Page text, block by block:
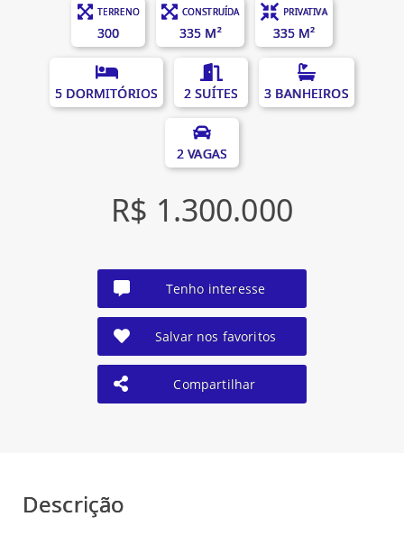
TERRENO
300
CONSTRUÍDA
335 M²
PRIVATIVA
335 M²
5 DORMITÓRIOS 2 SUÍTES 3 BANHEIROS
2 VAGAS
R$ 1.300.000
Tenho interesse
Salvar nos favoritos
Compartilhar
Descrição